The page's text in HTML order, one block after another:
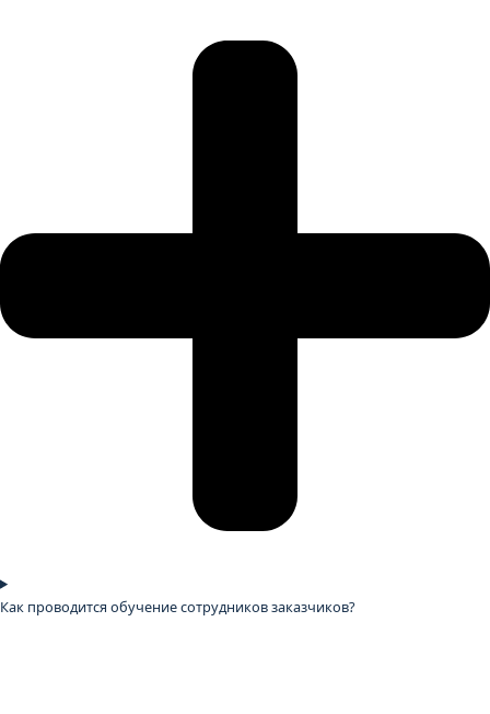
Как проводится обучение сотрудников заказчиков?